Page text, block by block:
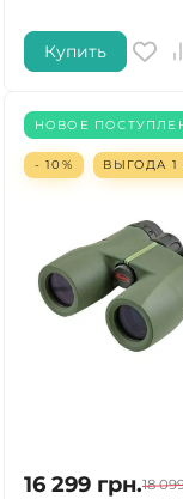
Купить
НОВОЕ
- 10% ВЫГОДА 1
16 299 грн.18